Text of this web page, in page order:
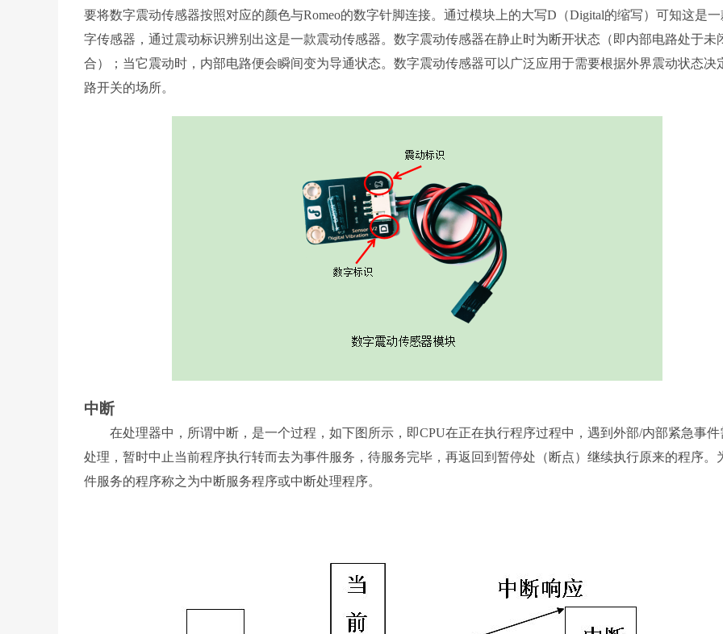
要将数字震动传感器按照对应的颜色与Romeo的数字针脚连接。通过模块上的大写D（Digital的缩写）可知这是
字传感器，通过震动标识辨别出这是一款震动传感器。数字震动传感器在静止时为断开状态（即内部电路处于未
合）；当它震动时，内部电路便会瞬间变为导通状态。数字震动传感器可以广泛应用于需要根据外界震动状态决
路开关的场所。
中断
在处理器中，所谓中断，是一个过程，如下图所示，即CPU在正在执行程序过程中，遇到外部/内部紧急事件
处理，暂时中止当前程序执行转而去为事件服务，待服务完毕，再返回到暂停处（断点）继续执行原来的程序。
件服务的程序称之为中断服务程序或中断处理程序。